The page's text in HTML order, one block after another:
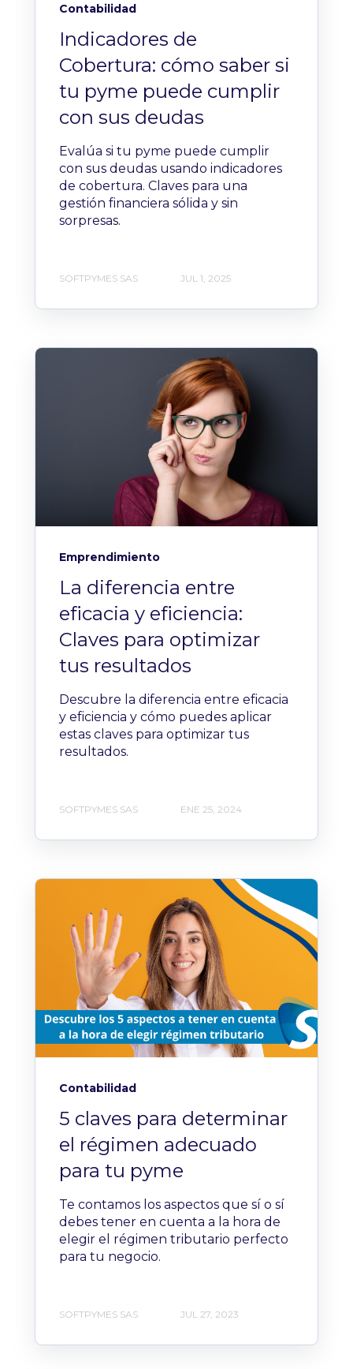
Contabilidad
Indicadores de
Cobertura: cómo saber si
tu pyme puede cumplir
con sus deudas
Evalúa si tu pyme puede cumplir
con sus deudas usando indicadores
de cobertura. Claves para una
gestión financiera sólida y sin
sorpresas.
SOFTPYMES SAS JUL 1, 2025
Emprendimiento
La diferencia entre
eficacia y eficiencia:
Claves para optimizar
tus resultados
Descubre la diferencia entre eficacia
y eficiencia y cómo puedes aplicar
estas claves para optimizar tus
resultados.
SOFTPYMES SAS ENE 25, 2024
Contabilidad
5 claves para determinar
el régimen adecuado
para tu pyme
Te contamos los aspectos que sí o sí
debes tener en cuenta a la hora de
elegir el régimen tributario perfecto
para tu negocio.
SOFTPYMES SAS JUL 27, 2023